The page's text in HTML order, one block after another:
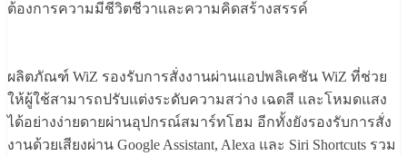
ต้องการความมีชีวิตชีวาและความคิดสร้างสรรค์
ผลิตภัณฑ์ WiZ รองรับการสั่งงานผ่านแอปพลิเคชัน WiZ ที่ช่วย
ให้ผู้ใช้สามารถปรับแต่งระดับความสว่าง เฉดสี และโหมดแสง
ได้อย่างง่ายดายผ่านอุปกรณ์สมาร์ทโฮม อีกทั้งยังรองรับการสั่ง
งานด้วยเสียงผ่าน Google Assistant, Alexa และ Siri Shortcuts รวม